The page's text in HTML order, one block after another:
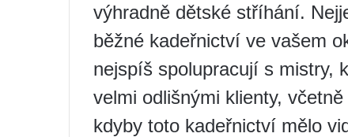
výhradně dětské stříhání.
běžné kadeřnictví ve vašem
nejspíš spolupracují s mistry,
velmi odlišnými klienty,
kdyby toto kadeřnictví mělo